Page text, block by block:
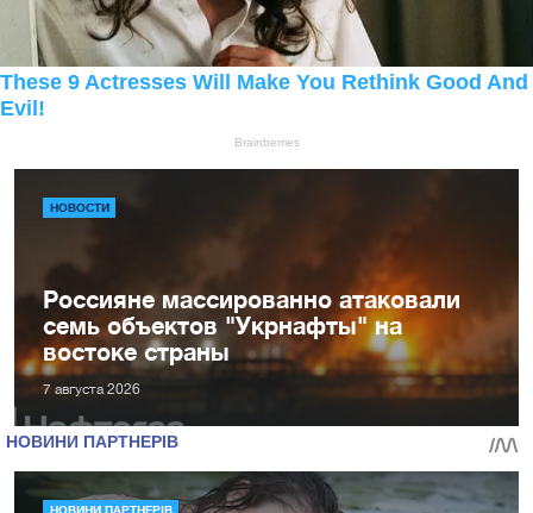
НОВОСТИ
Россияне массированно атаковали
семь объектов "Укрнафты" на
востоке страны
7 августа 2026